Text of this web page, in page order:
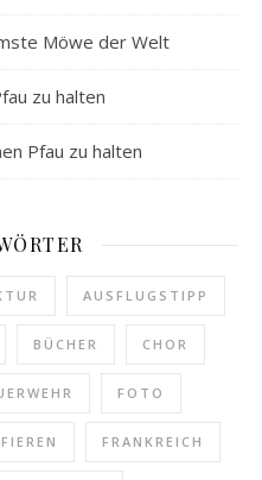
Möwe der Welt
zu halten
Pfau zu halten
AUSFLUGSTIPP
BÜCHER CHOR
FOTO
FRANKREICH